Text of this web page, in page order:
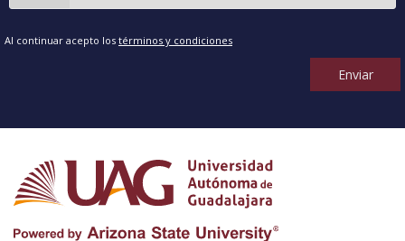
Al continuar acepto los términos y condiciones
Enviar